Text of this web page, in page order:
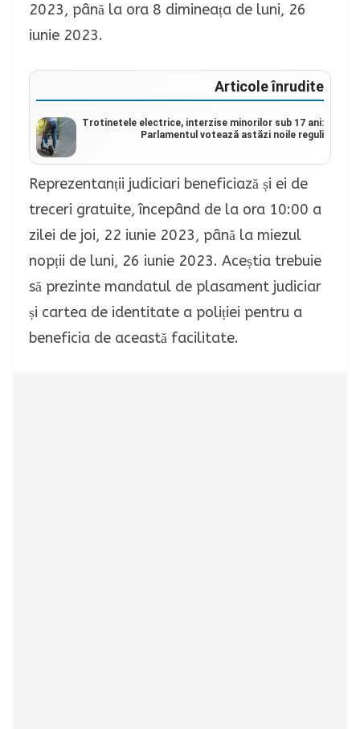
2023, până la ora 8 dimineața de luni, 26
iunie 2023.
Articole înrudite
Trotinetele electrice, interzise minorilor sub 17 ani:
Parlamentul votează astăzi noile reguli
Reprezentanții judiciari beneficiază și ei de
treceri gratuite, începând de la ora 10:00 a
zilei de joi, 22 iunie 2023, până la miezul
nopții de luni, 26 iunie 2023. Aceștia trebuie
să prezinte mandatul de plasament judiciar
și cartea de identitate a poliției pentru a
beneficia de această facilitate.